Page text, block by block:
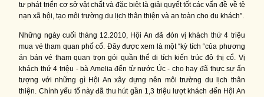
tư phát triển cơ sở vật chất và đặc biệt là giải quyết tốt các vấn đề về tệ
nạn xã hội, tạo môi trường du lịch thân thiện và an toàn cho du khách”.
Những ngày cuối tháng 12.2010, Hội An đã đón vị khách thứ 4 triệu
mua vé tham quan phố cổ. Đây được xem là một “kỳ tích “của phương
án bán vé tham quan trọn gói quần thể di tích kiến trúc đô thị cổ. Vị
khách thứ 4 triệu - bà Amelia đến từ nước Úc - cho hay đã thực sự ấn
tượng với những gì Hội An xây dựng nên môi trường du lịch thân
thiện. Chính yếu tố này đã thu hút gần 1,3 triệu lượt khách đến Hội An